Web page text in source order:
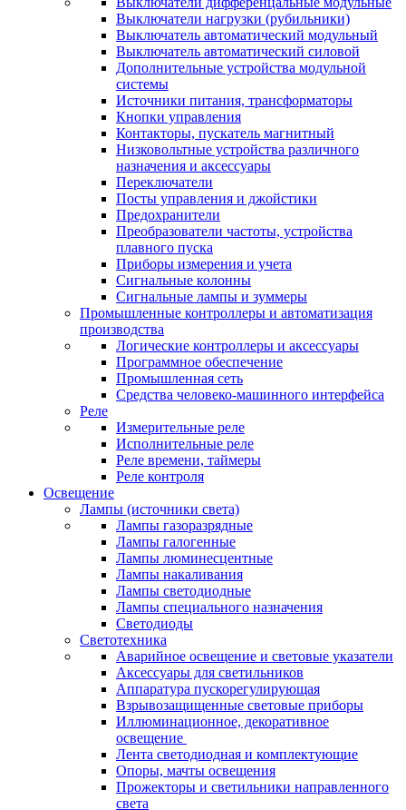
Выключатели нагрузки (рубильники)
Выключатель автоматический модульный
Выключатель автоматический силовой
Дополнительные устройства модульной
системы
Источники питания, трансформаторы
Кнопки управления
Контакторы, пускатель магнитный
Низковольтные устройства различного
назначения и аксессуары
Переключатели
Посты управления и джойстики
Предохранители
Преобразователи частоты, устройства
плавного пуска
Приборы измерения и учета
Сигнальные колонны
Сигнальные лампы и зуммеры
Промышленные контроллеры и автоматизация
производства
Логические контроллеры и аксессуары
Программное обеспечение
Промышленная сеть
Средства человеко-машинного интерфейса
Реле
Измерительные реле
Исполнительные реле
Реле времени, таймеры
Реле контроля
Освещение
Лампы (источники света)
Лампы газоразрядные
Лампы галогенные
Лампы люминесцентные
Лампы накаливания
Лампы светодиодные
Лампы специального назначения
Светодиоды
Светотехника
Аварийное освещение и световые указатели
Аксессуары для светильников
Аппаратура пускорегулирующая
Взрывозащищенные световые приборы
Иллюминационное, декоративное
освещение
Лента светодиодная и комплектующие
Опоры, мачты освещения
Прожекторы и светильники направленного
света